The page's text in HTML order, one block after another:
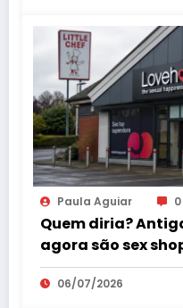
Paula Aguiar 0
Quem diria?
agora são sex
06/07/2026